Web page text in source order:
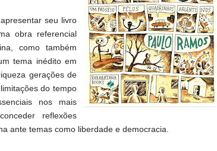
apresentar seu livro
obra referencial
como também
tema inédito em
gerações de
do tempo
nos mais
reflexões
ante temas como liberdade e democracia.